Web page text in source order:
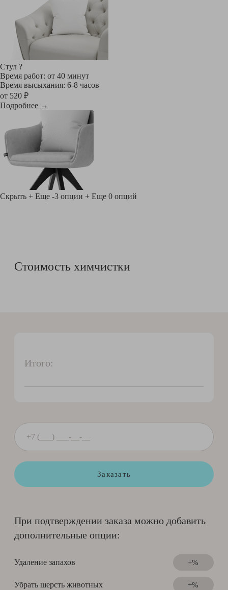
Стул ?
Время работ: от 40 минут
Время высыхания: 6-8 часов
от 520 ₽
Подробнее →
Скрыть + Еще -3 опции + Еще 0 опций
Стоимость химчистки
Итого:
Заказать
При подтверждении заказа можно добавить
дополнительные опции:
Удаление запахов +%
Убрать шерсть животных +%